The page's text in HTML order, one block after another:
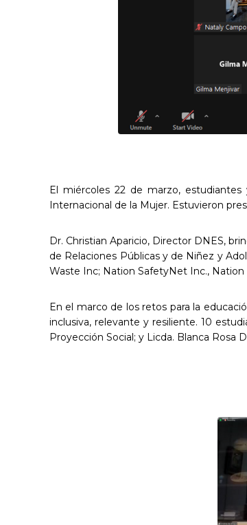
El miércoles 22 de marzo,
Internacional de la Mujer. Estuvieron
Dr. Christian Aparicio, Director DNES,
de Relaciones Públicas y de Niñez y
Waste Inc; Nation SafetyNet Inc.,
En el marco de los retos para la
inclusiva, relevante y resiliente. 10
Proyección Social; y Licda. Blanca Rosa